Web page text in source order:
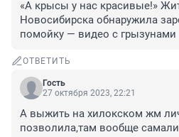
«А крысы у нас красивые!»
Новосибирска обнаружила
помойку — видео с грызунами
ОТВЕТИТЬ
Гость
27 октября 2023, 22:21
А выжить на хилокском жм
позволила,там вообще самали